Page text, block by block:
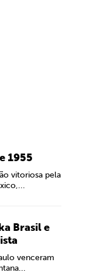
1955
vitoriosa pela
Brasil e
venceram